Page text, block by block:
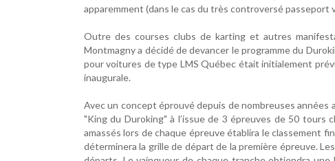
apparemment (dans le cas du très controversé passeport
Outre des courses clubs de karting et autres
Montmagny a décidé de devancer le programme du
pour voitures de type LMS Québec était initialement
inaugurale.
Avec un concept éprouvé depuis de nombreuses
"King du Duroking" à l’issue de 3 épreuves de 50 tours
amassés lors de chaque épreuve établira le classement
déterminera la grille de départ de la première épreuve.